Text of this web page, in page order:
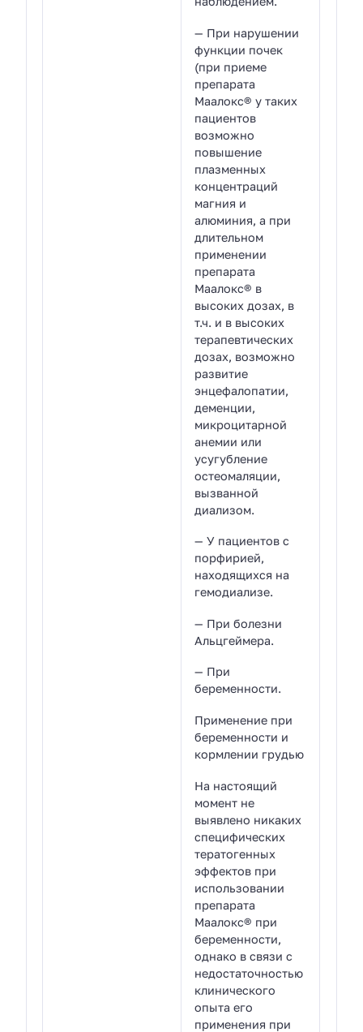
— При нарушении
функции почек
(при приеме
препарата
Маалокс® у таких
пациентов
возможно
повышение
плазменных
концентраций
магния и
алюминия, а при
длительном
применении
препарата
Маалокс® в
высоких дозах, в
т.ч. и в высоких
терапевтических
дозах, возможно
развитие
энцефалопатии,
деменции,
микроцитарной
анемии или
усугубление
остеомаляции,
вызванной
диализом.
— У пациентов с
порфирией,
находящихся на
гемодиализе.
— При болезни
Альцгеймера.
— При
беременности.
Применение при
беременности и
кормлении грудью
На настоящий
момент не
выявлено никаких
специфических
тератогенных
эффектов при
использовании
препарата
Маалокс® при
беременности,
однако в связи с
недостаточностью
клинического
опыта его
применения при